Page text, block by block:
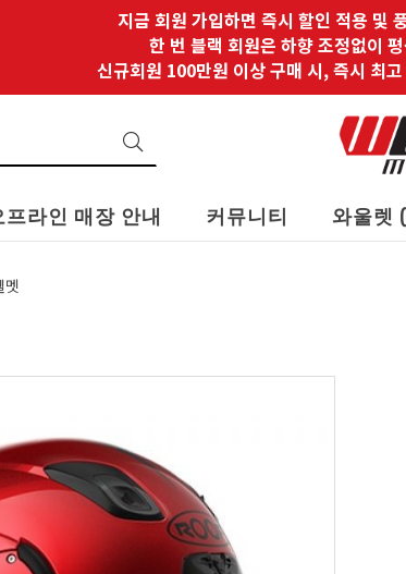
지금 회원 가입하면 즉시 할인 적용 및
한 번 블랙 회원은 하향 조정없이
신규회원 100만원 이상 구매 시, 즉시 최
프라인 매장 안내 커뮤니티 와울렛